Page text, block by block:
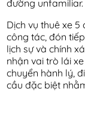
đường unfamiliar.
Dịch vụ thuê xe
công tác, đón
lịch sự và chính
nhận vai trò lái
chuyển hành lý,
cầu đặc biệt